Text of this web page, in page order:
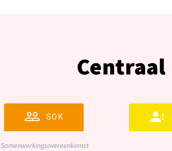
Centraal
SOK
Samenwerkingsovereenkomst